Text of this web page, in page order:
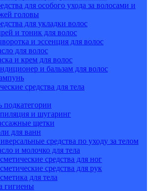
для особого ухода за волосами и
головы
для укладки волос
и тоник для волос
и эссенция для волос
для волос
и крем для волос
и бальзам для волос
средства для тела
подкатегории
и шугаринг
щетки
для ванн
средства по уходу за телом
и молочко для тела
средства для ног
средства для рук
для тела
гигиены